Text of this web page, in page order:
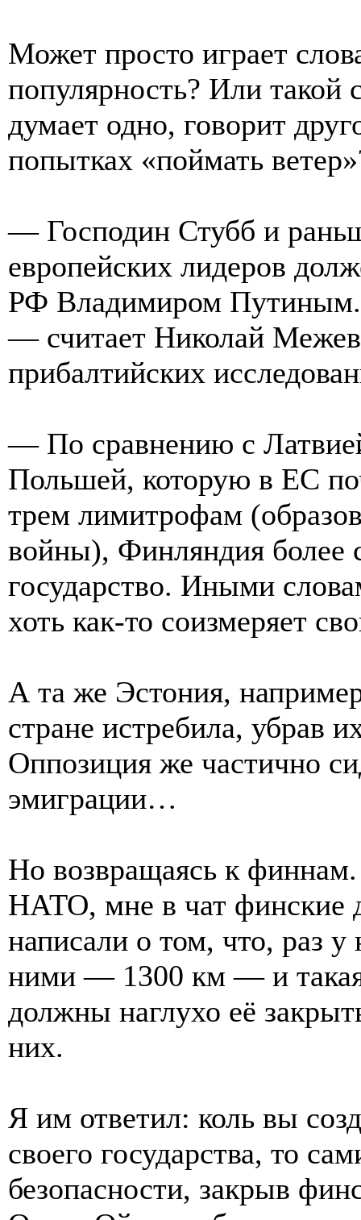
Может просто играет
популярность? Или такой
думает одно, говорит
попытках «поймать
— Господин Стубб и
европейских лидеров
РФ Владимиром
— считает Николай
прибалтийских
— По сравнению с
Польшей, которую в ЕС
трем лимитрофам
войны), Финляндия более
государство. Иными
хоть как-то соизмеряет
А та же Эстония,
стране истребила, убрав
Оппозиция же частично
эмиграции…
Но возвращаясь к
НАТО, мне в чат финские
написали о том, что, раз у
ними — 1300 км — и
должны наглухо её
них.
Я им ответил: коль вы
своего государства, то
безопасности, закрыв